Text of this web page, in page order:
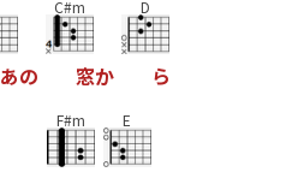
あの
C#m
窓か
D
ら
F#m E